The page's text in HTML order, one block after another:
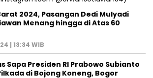
2024, Pasangan Dedi Mulyadi
Menang hingga di Atas 60
| 13:34 WIB
Sapa Presiden RI Prabowo Subianto
di Bojong Koneng, Bogor